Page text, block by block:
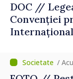
DOC //
Convenției
/